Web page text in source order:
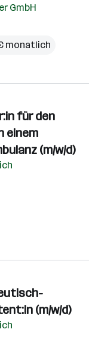
GmbH
monatlich
für den
einem
(m/w/d)
(m/w/d)